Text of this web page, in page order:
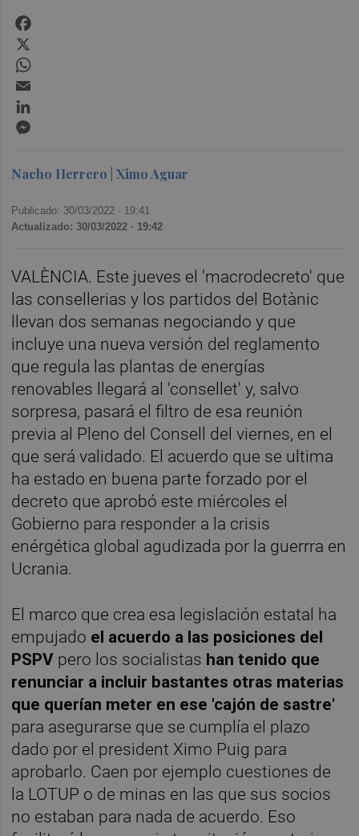
Nacho Herrero | Ximo Aguar
Publicado: 30/03/2022 · 19:41
Actualizado: 30/03/2022 · 19:42
VALÈNCIA. Este jueves el 'macrodecreto' que
las consellerias y los partidos del Botànic
llevan dos semanas negociando y que
incluye una nueva versión del reglamento
que regula las plantas de energías
renovables llegará al 'consellet' y, salvo
sorpresa, pasará el filtro de esa reunión
previa al Pleno del Consell del viernes, en el
que será validado. El acuerdo que se ultima
ha estado en buena parte forzado por el
decreto que aprobó este miércoles el
Gobierno para responder a la crisis
enérgética global agudizada por la guerrra en
Ucrania.
El marco que crea esa legislación estatal ha
empujado el acuerdo a las posiciones del
PSPV pero los socialistas han tenido que
renunciar a incluir bastantes otras materias
que querían meter en ese 'cajón de sastre'
para asegurarse que se cumplía el plazo
dado por el president Ximo Puig para
aprobarlo. Caen por ejemplo cuestiones de
la LOTUP o de minas en las que sus socios
no estaban para nada de acuerdo. Eso